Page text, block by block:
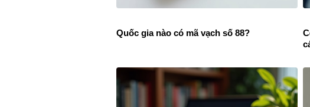
Quốc gia nào có mã vạch số 88?